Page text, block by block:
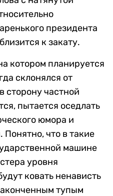
президента
к закату.
котором планируется
склонялся от
сторону частной
пытается оседлать
юмора и
Понятно, что в такие
машине
уровня
ковать ненависть
тупым